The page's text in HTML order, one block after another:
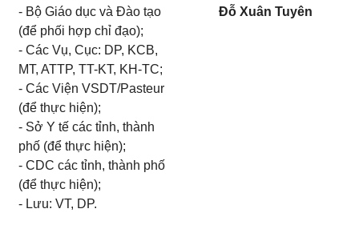
- Bộ Giáo dục và Đào tạo
(để phối hợp chỉ đạo);
- Các Vụ, Cục: DP, KCB,
MT, ATTP, TT-KT, KH-TC;
- Các Viện VSDT/Pasteur
(để thực hiện);
- SởY tế các tỉnh, thành
phố (để thực hiện);
- CDC cáctỉnh, thành phố
(để thực hiện);
- Lưu: VT, DP.
Đỗ Xuân Tuyên